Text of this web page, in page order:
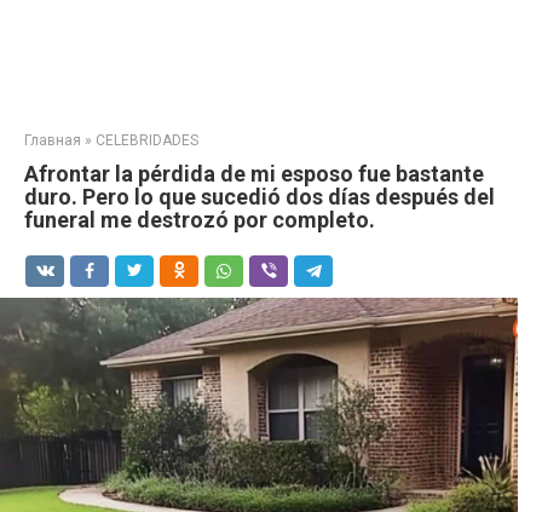
Главная » CELEBRIDADES
Afrontar la pérdida de mi esposo fue bastante
duro. Pero lo que sucedió dos días después del
funeral me destrozó por completo.